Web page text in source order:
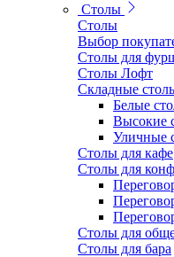
Столы
Столы
Выбор
Столы для
Столы Лофт
Складные
Белые
Высокие
Уличные
Столы для кафе
Столы для
Столы для
Столы для бара